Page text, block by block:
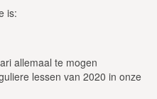
is:
allemaal te mogen
lessen van 2020 in onze